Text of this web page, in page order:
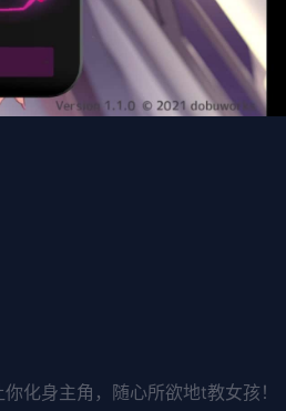
化身主角，随心所欲地t教女孩！